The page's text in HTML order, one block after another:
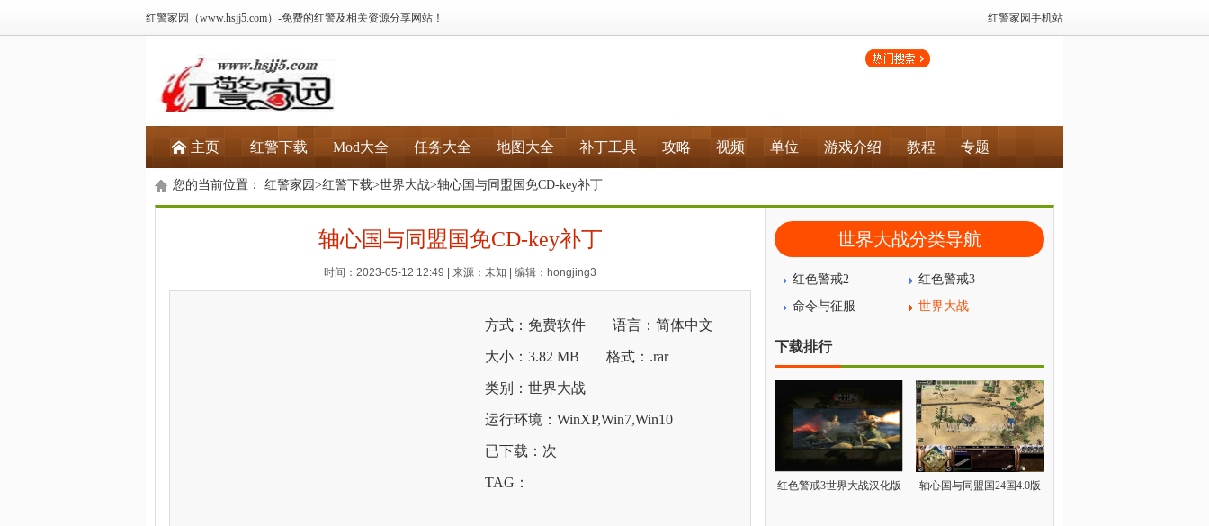
红警家园手机站
红警家园（www.hsjj5.com）-免费的红警及相关资源分享网站！
主页 红警下载 Mod大全 任务大全 地图大全 补丁工具 攻略 视频 单位 游戏介绍 教程 专题
您的当前位置： 红警家园 >红警下载>世界大战>轴心国与同盟国免CD-key补丁
轴心国与同盟国免CD-key补丁
时间：2023-05-12 12:49 | 来源：未知 | 编辑：hongjing3
方式：免费软件 语言：简体中文
大小：3.82 MB 格式：.rar
类别：世界大战
运行环境：WinXP,Win7,Win10
已下载： 次
TAG：
世界大战分类导航
红色警戒2
红色警戒3
命令与征服
世界大战
下载排行
红色警戒3世界大战汉化版 轴心国与同盟国24国4.0版